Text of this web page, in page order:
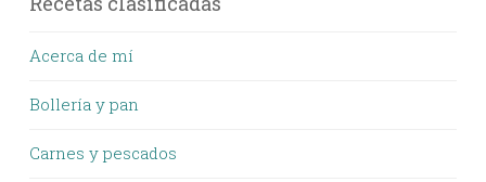
Acerca de mí
Bollería y pan
Carnes y pescados